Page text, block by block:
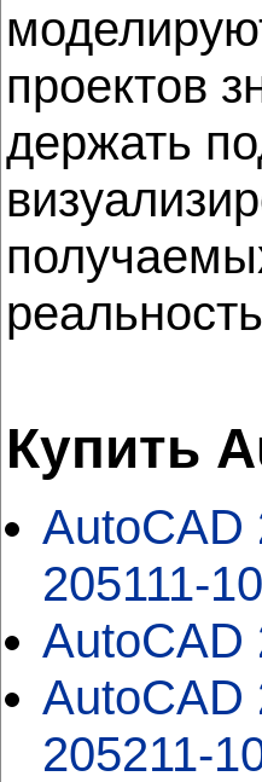
проектов
держать
Купить
AutoCAD
205111-
AutoCAD
AutoCAD
205211-